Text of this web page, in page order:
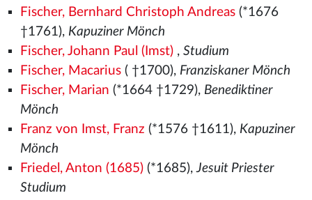
Fischer, Bernhard Christoph Andreas(*1676
†1761), Kapuziner Mönch
Fischer, Johann Paul (Imst), Studium
Fischer, Macarius( †1700), Franziskaner Mönch
Fischer, Marian (*1664 †1729), Benediktiner
Mönch
Franz von Imst, Franz (*1576 †1611), Kapuziner
Mönch
Friedel, Anton (1685)(*1685),Jesuit Priester
Studium